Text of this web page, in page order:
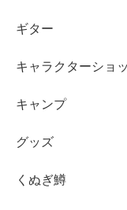
ギター
キャラクターショ
キャンプ
グッズ
くぬぎ鱒